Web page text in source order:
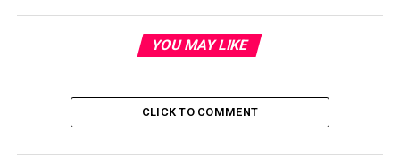
YOU MAY LIKE
CLICK TO COMMENT